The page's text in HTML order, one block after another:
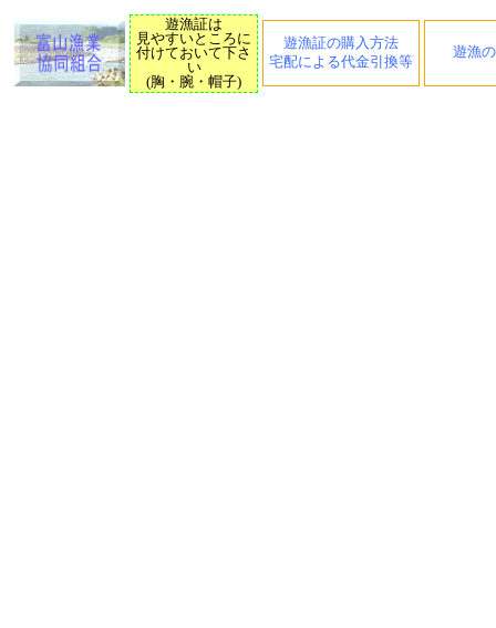
遊漁証は
見やすいところに
付けておいて下さ
い
(胸・腕・帽子)
遊漁証の購入方法
宅配による代金引換等
遊漁